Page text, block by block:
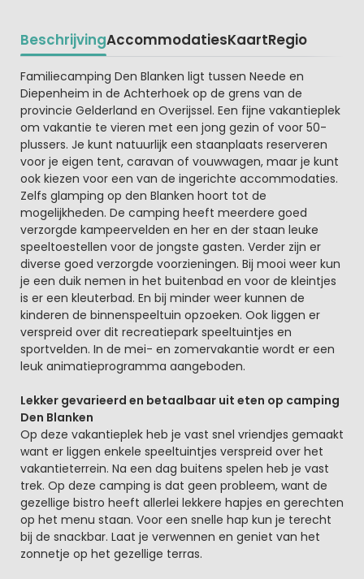
BeschrijvingAccommodatiesKaartRegio
Beschrijving
Familiecamping Den Blanken ligt tussen Neede en
Diepenheim in de Achterhoek op de grens van de
provincie Gelderland en Overijssel. Een fijne vakantieplek
om vakantie te vieren met een jong gezin of voor 50-
plussers. Je kunt natuurlijk een staanplaats reserveren
voor je eigen tent, caravan of vouwwagen, maar je kunt
ook kiezen voor een van de ingerichte accommodaties.
Zelfs glamping op den Blanken hoort tot de
mogelijkheden. De camping heeft meerdere goed
verzorgde kampeervelden en her en der staan leuke
speeltoestellen voor de jongste gasten. Verder zijn er
diverse goed verzorgde voorzieningen. Bij mooi weer kun
je een duik nemen in het buitenbad en voor de kleintjes
is er een kleuterbad. En bij minder weer kunnen de
kinderen de binnenspeeltuin opzoeken. Ook liggen er
verspreid over dit recreatiepark speeltuintjes en
sportvelden. In de mei- en zomervakantie wordt er een
leuk animatieprogramma aangeboden.
Lekker gevarieerd en betaalbaar uit eten op camping
Den Blanken
Op deze vakantieplek heb je vast snel vriendjes gemaakt
want er liggen enkele speeltuintjes verspreid over het
vakantieterrein. Na een dag buitens spelen heb je vast
trek. Op deze camping is dat geen probleem, want de
gezellige bistro heeft allerlei lekkere hapjes en gerechten
op het menu staan. Voor een snelle hap kun je terecht
bij de snackbar. Laat je verwennen en geniet van het
zonnetje op het gezellige terras.